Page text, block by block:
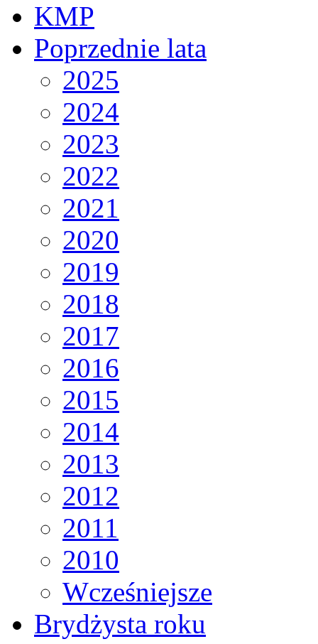
KMP
Poprzednie lata
2025
2024
2023
2022
2021
2020
2019
2018
2017
2016
2015
2014
2013
2012
2011
2010
Wcześniejsze
Brydżysta roku